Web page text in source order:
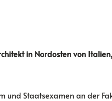
in Nordosten von
und Staatsexamen an der